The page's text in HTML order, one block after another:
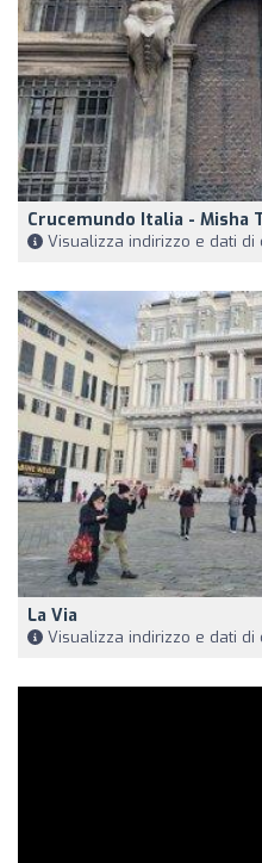
Crucemundo Italia - Misha
Visualizza indirizzo e dati di
La Via
Visualizza indirizzo e dati di